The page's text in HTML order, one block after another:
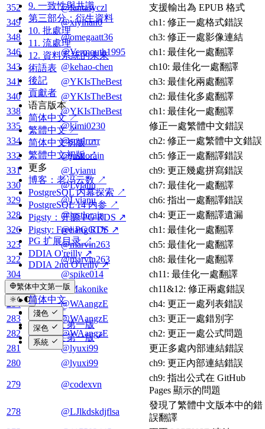
9. 一致性與共識
第三部分：衍生資料
10. 批處理
11. 流處理
12. 資料系統的未來
術語表
後記
貢獻者
语言版本
简体中文 ↗
繁體中文 ↗
简体中文初版 ↗
繁體中文初版 ↗
更多
博客：老冯云数 ↗
PostgreSQL 内幕探索 ↗
PostgreSQL 14 内参 ↗
Pigsty：开源 PG RDS ↗
Pigsty: Free PG RDS ↗
PG 扩展目录 ↗
DDIA O'reilly ↗
DDIA 2nd O'reilly ↗
繁体中文第一版
简体中文
繁体中文
简体中文第一版
繁体中文第一版
淺色
深色
系統
352
@fantasyczl
支援輸出為 EPUB 格式
349
@xiyihan0
ch1: 修正一處格式錯誤
348
@omegaatt36
ch3: 修正一處影像連結
346
@Vermouth1995
ch1: 最佳化一處翻譯
343
@kehao-chen
ch10: 最佳化一處翻譯
341
@YKIsTheBest
ch3: 最佳化兩處翻譯
340
@YKIsTheBest
ch2: 最佳化多處翻譯
338
@YKIsTheBest
ch1: 最佳化一處翻譯
335
@kimi0230
修正一處繁體中文錯誤
334
@soulrrrrr
ch2: 修正一處繁體中文錯誤
332
@justlorain
ch5: 修正一處翻譯錯誤
331
@Lyianu
ch9: 更正幾處拼寫錯誤
330
@Lyianu
ch7: 最佳化一處翻譯
329
@Lyianu
ch6: 指出一處翻譯錯誤
328
@justlorain
ch4: 更正一處翻譯遺漏
326
@liangGTY
ch1: 最佳化一處翻譯
323
@marvin263
ch5: 最佳化一處翻譯
322
@marvin263
ch8: 最佳化一處翻譯
304
@spike014
ch11: 最佳化一處翻譯
298
@Makonike
ch11&12: 修正兩處錯誤
284
@WAangzE
ch4: 更正一處列表錯誤
283
@WAangzE
ch3: 更正一處錯別字
282
@WAangzE
ch2: 更正一處公式問題
281
@lyuxi99
更正多處內部連結錯誤
280
@lyuxi99 ch9: 更正內部連結錯誤
279 @codexvn
ch9: 指出公式在 GitHub
Pages 顯示的問題
278 @LJlkdskdjflsa
發現了繁體中文版本中的錯
誤翻譯